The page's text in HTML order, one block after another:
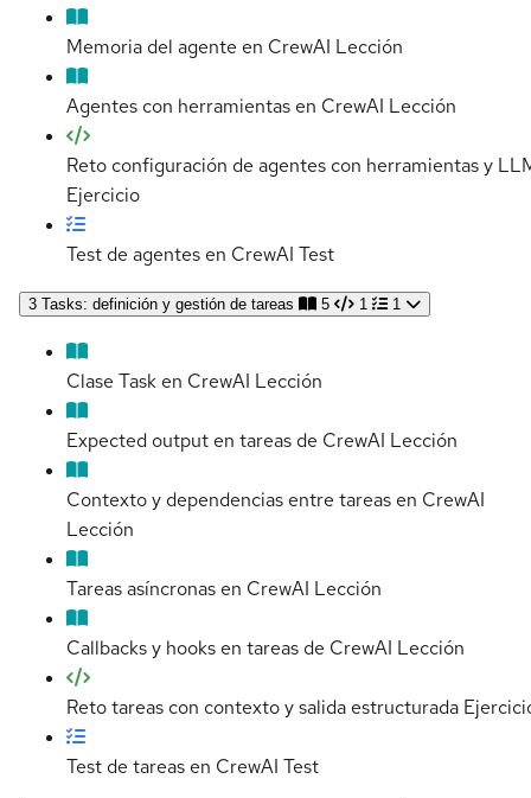
Memoria del agente en CrewAI Lección
Agentes con herramientas en CrewAI Lección
Reto configuración de agentes con herramientas y
Ejercicio
Test de agentes en CrewAI Test
3 Tasks: definición y gestión de tareas 5 1 1
Clase Task en CrewAI Lección
Expected output en tareas de CrewAI Lección
Contexto y dependencias entre tareas en CrewAI
Lección
Tareas asíncronas en CrewAI Lección
Callbacks y hooks en tareas de CrewAI Lección
Reto tareas con contexto y salida estructurada
Test de tareas en CrewAI Test